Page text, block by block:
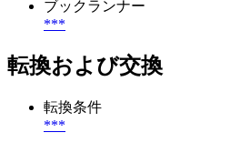
ブックランナー
***
転換および交換
転換条件
***